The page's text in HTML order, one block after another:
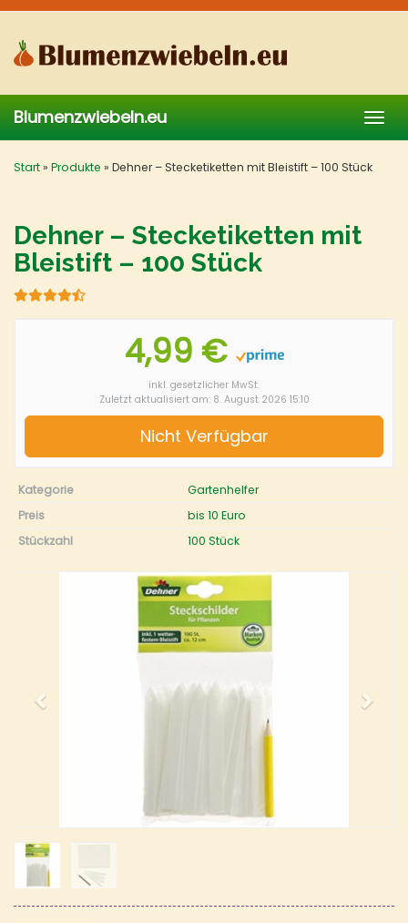
Skip
main
content
Blumenzwiebeln.eu
Start» Produkte » Dehner – Stecketiketten mit Bleistift – 100 Stück
Dehner – Stecketiketten mit
Bleistift – 100 Stück
4,99 €
inkl. gesetzlicher MwSt.
Zuletzt aktualisiert am: 8. August 2026 15:10
Nicht Verfügbar
Kategorie
Gartenhelfer
Preis
bis 10 Euro
Stückzahl
100 Stück